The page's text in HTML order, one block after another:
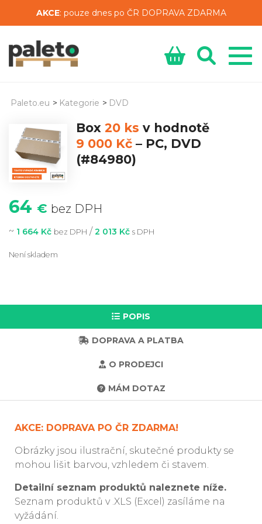
AKCE: pouze dnes po ČR DOPRAVA ZDARMA
Paleto.eu > Kategorie > DVD
Box 20 ks v hodnotě
9 000 Kč – PC, DVD
(#84980)
64 € bez DPH
~ 1 664 Kč bez DPH / 2 013 Kč s DPH
Není skladem
POPIS
DOPRAVA A PLATBA
O PRODEJCI
MÁM DOTAZ
AKCE: DOPRAVA PO ČR ZDARMA!
Obrázky jsou ilustrační, skutečné produkty se
mohou lišit barvou, vzhledem či stavem.
Detailní seznam produktů naleznete níže.
Seznam produktů v .XLS (Excel) zasíláme na
vyžádání.